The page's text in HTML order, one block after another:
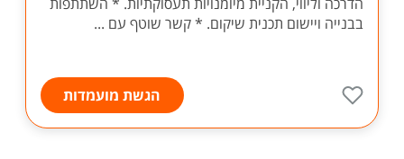
בבנייה ויישום תכנית שיקום. * קשר שוטף עם ...
הגשת מועמדות